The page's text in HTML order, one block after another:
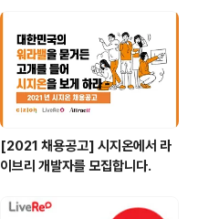
[2021 채용공고] 시지온에서 라
이브리 개발자를 모집합니다.